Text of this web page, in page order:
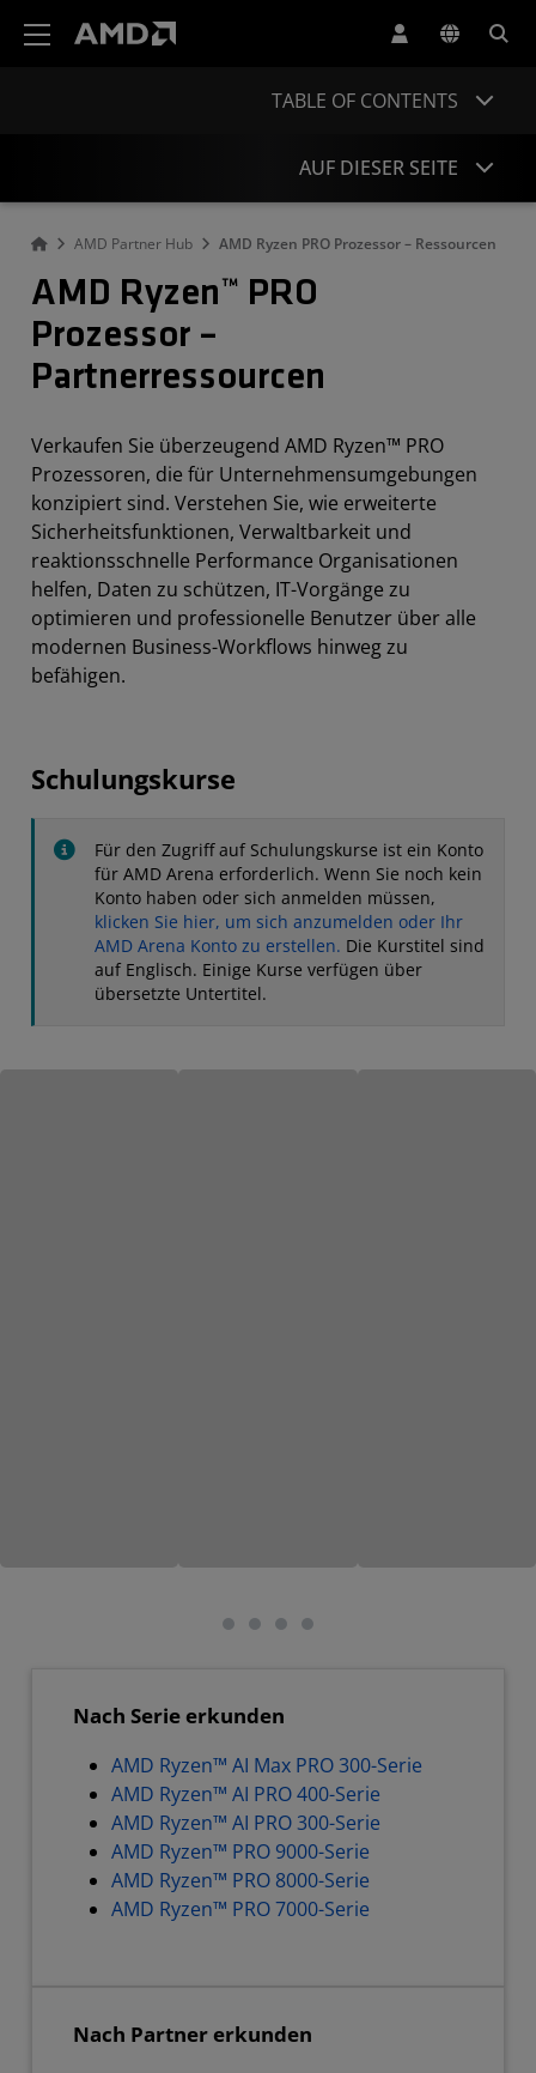
TABLE OF CONTENTS
AMD Partner Hub AMD Ryzen PRO Prozessor – Ressourcen
AMD Ryzen™ PRO
Prozessor –
Partnerressourcen
Verkaufen Sie überzeugend AMD Ryzen™ PRO
Prozessoren, die für Unternehmensumgebungen
konzipiert sind. Verstehen Sie, wie erweiterte
Sicherheitsfunktionen, Verwaltbarkeit und
reaktionsschnelle Performance Organisationen
helfen, Daten zu schützen, IT-Vorgänge zu
optimieren und professionelle Benutzer über alle
modernen Business-Workflows hinweg zu
befähigen.
Schulungskurse
Für den Zugriff auf Schulungskurse ist ein Konto
für AMD Arena erforderlich. Wenn Sie noch kein
Konto haben oder sich anmelden müssen,
klicken Sie hier, um sich anzumelden oder Ihr
AMD Arena Konto zu erstellen. Die Kurstitel sind
auf Englisch. Einige Kurse verfügen über
übersetzte Untertitel.
Nach Serie erkunden
AMD Ryzen™ AI Max PRO 300-Serie
AMD Ryzen™ AI PRO 400-Serie
AMD Ryzen™ AI PRO 300-Serie
AMD Ryzen™ PRO 9000-Serie
AMD Ryzen™ PRO 8000-Serie
AMD Ryzen™ PRO 7000-Serie
Nach Partner erkunden
AUF DIESER SEITE
Schulungskurse
Marketingmaterialien
Weitere Ressourcen
Modellspezifikationen